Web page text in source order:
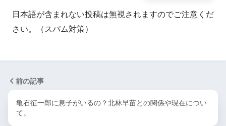
日本語が含まれない投稿は無視されますのでご注意くだ
さい。（スパム対策）
前の記事
亀石征一郎に息子がいるの？北林早苗との関係や現在につい
て。